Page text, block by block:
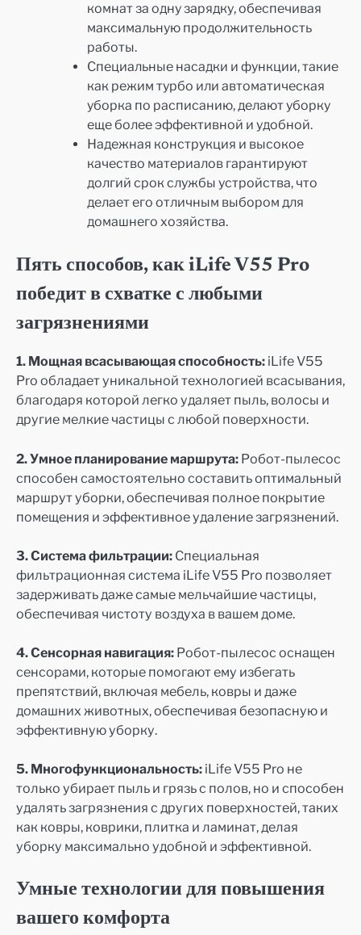
комнат за одну зарядку, обеспечивая
максимальную продолжительность
работы.
Специальные насадки и функции, такие
как режим турбо или автоматическая
уборка по расписанию, делают уборку
еще более эффективной и удобной.
Надежная конструкция и высокое
качество материалов гарантируют
долгий срок службы устройства, что
делает его отличным выбором для
домашнего хозяйства.
Пять способов, как iLife V55 Pro
победит в схватке с любыми
загрязнениями
1. Мощная всасывающая способность: iLife V55
Pro обладает уникальной технологией всасывания,
благодаря которой легко удаляет пыль, волосы и
другие мелкие частицы с любой поверхности.
2. Умное планирование маршрута: Робот-пылесос
способен самостоятельно составить оптимальный
маршрут уборки, обеспечивая полное покрытие
помещения и эффективное удаление загрязнений.
3. Система фильтрации: Специальная
фильтрационная система iLife V55 Pro позволяет
задерживать даже самые мельчайшие частицы,
обеспечивая чистоту воздуха в вашем доме.
4. Сенсорная навигация: Робот-пылесос оснащен
сенсорами, которые помогают ему избегать
препятствий, включая мебель, ковры и даже
домашних животных, обеспечивая безопасную и
эффективную уборку.
5. Многофункциональность: iLife V55 Pro не
только убирает пыль и грязь с полов, но и способен
удалять загрязнения с других поверхностей, таких
как ковры, коврики, плитка и ламинат, делая
уборку максимально удобной и эффективной.
Умные технологии для повышения
вашего комфорта